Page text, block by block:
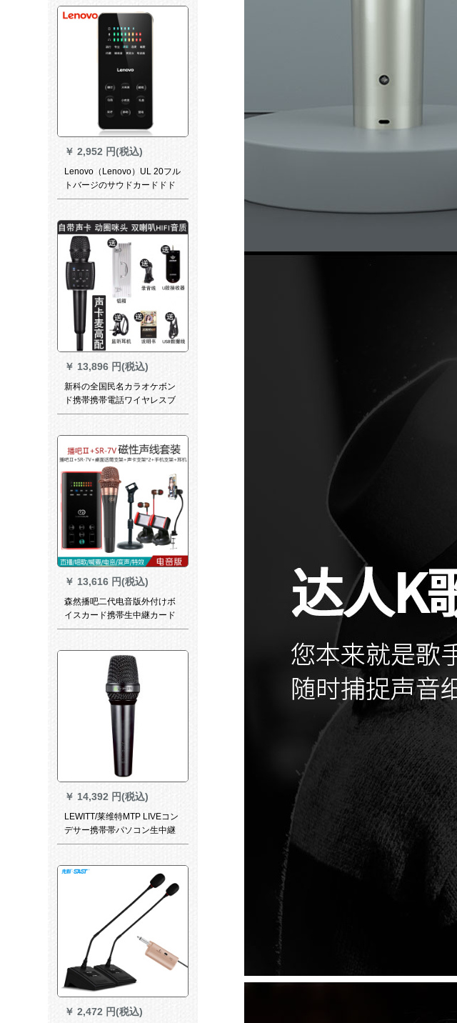
装備
￥ 2,952 円(税込)
Lenovo（Lenovo）UL 20フル
トバージのサウドカードドド
携帯电话生放送K歌设备のフル
特别効果神器
￥ 13,896 円(税込)
新科の全国民名カラオケボン
ド携帯携帯電話ワイヤレスブ
エルトゥドゥンストストスト
ド全能マイク録音児家庭用テ
レカケムカーカーカーカーテ
オ標準装備
￥ 13,616 円(税込)
森然播吧二代电音版外付けボ
イスカード携帯生中継カード
セットキャスター录音マイク
れ生放送コールデバイスセッ
ト播送バーII电音版+SR-7 Vセ
￥ 14,392 円(税込)
LEWITT/莱维特MTP LIVEコン
デサー携帯帯パソコン生中継
キャクター野外舞台出演歌录
￥ 2,472 円(税込)